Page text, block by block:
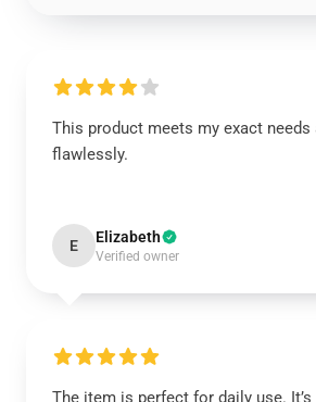
This product meets my exact needs
flawlessly.
E Elizabeth
Verified owner
The item is perfect for daily use.